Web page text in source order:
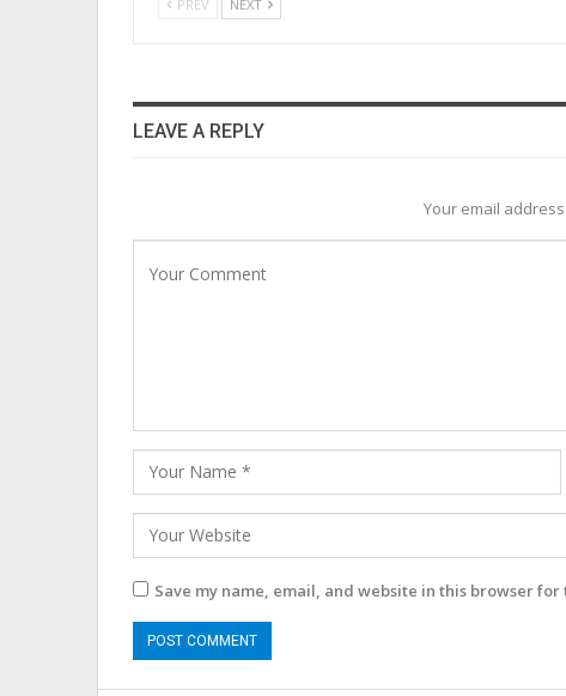
PREV NEXT
LEAVE A REPLY
Your email
Save my name, email, and website in this browser